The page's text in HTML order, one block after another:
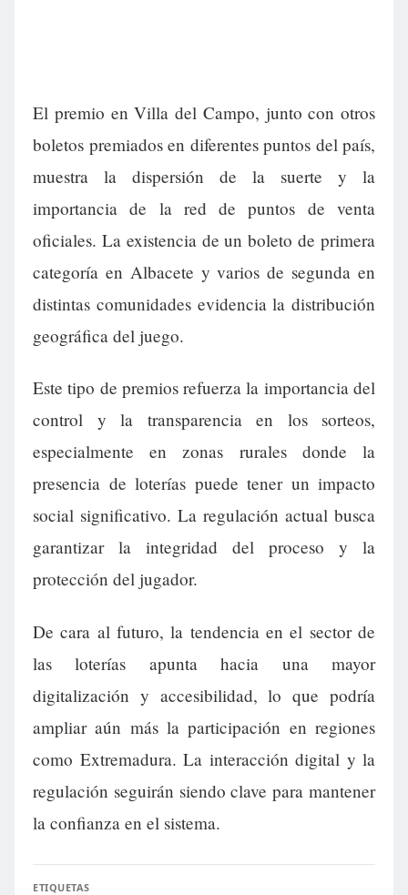
El premio en Villa del Campo, junto con otros
boletos premiados en diferentes puntos del país,
muestra la dispersión de la suerte y la
importancia de la red de puntos de venta
oficiales. La existencia de un boleto de primera
categoría en Albacete y varios de segunda en
distintas comunidades evidencia la distribución
geográfica del juego.
Este tipo de premios refuerza la importancia del
control y la transparencia en los sorteos,
especialmente en zonas rurales donde la
presencia de loterías puede tener un impacto
social significativo. La regulación actual busca
garantizar la integridad del proceso y la
protección del jugador.
De cara al futuro, la tendencia en el sector de
las loterías apunta hacia una mayor
digitalización y accesibilidad, lo que podría
ampliar aún más la participación en regiones
como Extremadura. La interacción digital y la
regulación seguirán siendo clave para mantener
la confianza en el sistema.
ETIQUETAS